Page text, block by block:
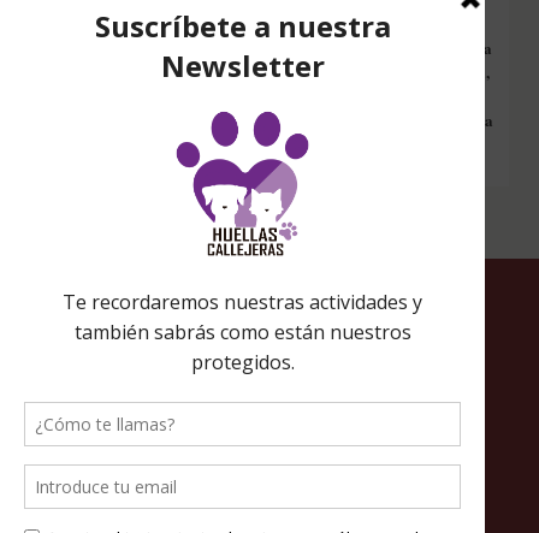
Configura nuestro Inicio Solidario en todos tus dispositivos y cada
vez que entres a hacer una búsqueda en internet desde esa página,
Amazon desde ahí, tu compra será solidaria sin ningún coste extra
para ti.